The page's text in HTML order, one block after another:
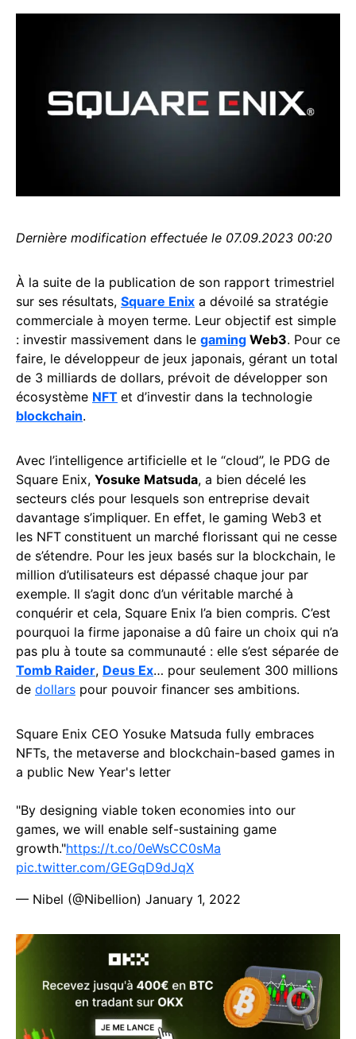
Dernière modification effectuée le 07.09.2023 00:20
À la suite de la publication de son rapport trimestriel
sur ses résultats, Square Enix a dévoilé sa stratégie
commerciale à moyen terme. Leur objectif est simple
: investir massivement dans le gaming Web3. Pour ce
faire, le développeur de jeux japonais, gérant un total
de 3 milliards de dollars, prévoit de développer son
écosystème NFT et d’investir dans la technologie
blockchain.
Avec l’intelligence artificielle et le “cloud”, le PDG de
Square Enix, Yosuke Matsuda, a bien décelé les
secteurs clés pour lesquels son entreprise devait
davantage s’impliquer. En effet, le gaming Web3 et
les NFT constituent un marché florissant qui ne cesse
de s’étendre. Pour les jeux basés sur la blockchain, le
million d’utilisateurs est dépassé chaque jour par
exemple. Il s’agit donc d’un véritable marché à
conquérir et cela, Square Enix l’a bien compris. C’est
pourquoi la firme japonaise a dû faire un choix qui n’a
pas plu à toute sa communauté : elle s’est séparée de
Tomb Raider, Deus Ex… pour seulement 300 millions
de dollars pour pouvoir financer ses ambitions.
Square Enix CEO Yosuke Matsuda fully embraces
NFTs, the metaverse and blockchain-based games in
a public New Year's letter
"By designing viable token economies into our
games, we will enable self-sustaining game
growth."https://t.co/0eWsCC0sMa
pic.twitter.com/GEGqD9dJqX
— Nibel (@Nibellion) January 1, 2022